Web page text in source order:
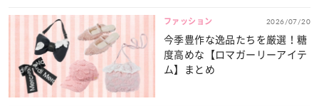
ファッション 2026/07/20
今季豊作な逸品たちを厳選！糖
度高めな【ロマガーリーアイテ
ム】まとめ